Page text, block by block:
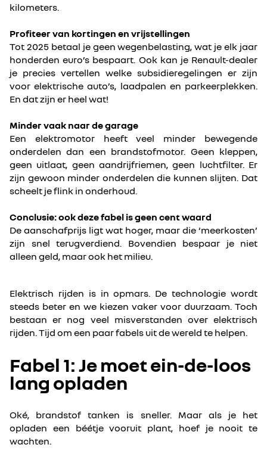
kilometers.
Profiteer van kortingen en vrijstellingen
Tot 2025 betaal je geen wegenbelasting, wat je elk jaar
honderden euro’s bespaart. Ook kan je Renault-dealer
je precies vertellen welke subsidieregelingen er zijn
voor elektrische auto’s, laadpalen en parkeerplekken.
En dat zijn er heel wat!
Minder vaak naar de garage
Een elektromotor heeft veel minder bewegende
onderdelen dan een brandstofmotor. Geen kleppen,
geen uitlaat, geen aandrijfriemen, geen luchtfilter. Er
zijn gewoon minder onderdelen die kunnen slijten. Dat
scheelt je flink in onderhoud.
Conclusie: ook deze fabel is geen cent waard
De aanschafprijs ligt wat hoger, maar die ‘meerkosten’
zijn snel terugverdiend. Bovendien bespaar je niet
alleen geld, maar ook het milieu.
Elektrisch rijden is in opmars. De technologie wordt
steeds beter en we kiezen vaker voor duurzaam. Toch
bestaan er nog veel misverstanden over elektrisch
rijden. Tijd om een paar fabels uit de wereld te helpen.
Fabel 1: Je moet ein-de-loos
lang opladen
Oké, brandstof tanken is sneller. Maar als je het
opladen een béétje vooruit plant, hoef je nooit te
wachten.